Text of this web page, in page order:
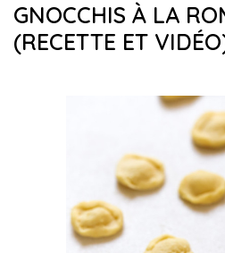
GNOCCHIS À LA
(RECETTE ET